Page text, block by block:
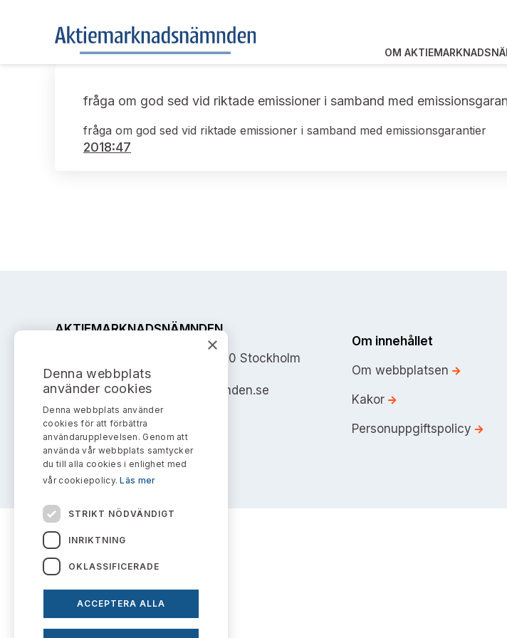
OM
fråga om god sed vid riktade emissioner i samband med
fråga om god sed vid riktade emissioner i samband med emissionsgarantier
2018:47
AKTIEMARKNADSNÄMNDEN
Address: Box 7354, 103 90 Stockholm
info@aktiemarknadsnamnden.se
Om innehållet
Om webbplatsen
Kakor
Personuppgiftspolicy
×
Denna webbplats
använder cookies
Denna webbplats använder
cookies för att förbättra
användarupplevelsen. Genom att
använda vår webbplats samtycker
du till alla cookies i enlighet med
vår cookiepolicy.Läs mer
STRIKT NÖDVÄNDIGT
INRIKTNING
OKLASSIFICERADE
ACCEPTERA ALLA